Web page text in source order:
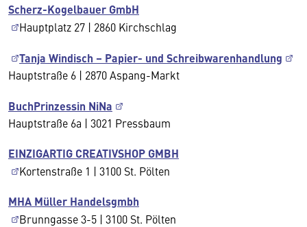
Scherz-Kogelbauer GmbH
Hauptplatz 27 | 2860 Kirchschlag
Tanja Windisch – Papier- und Schreibwarenhandlung
Hauptstraße 6 | 2870 Aspang-Markt
BuchPrinzessin NiNa
Hauptstraße 6a | 3021 Pressbaum
EINZIGARTIG CREATIVSHOP GMBH
Kortenstraße 1 | 3100 St. Pölten
MHA Müller Handelsgmbh
Brunngasse 3-5 | 3100 St. Pölten